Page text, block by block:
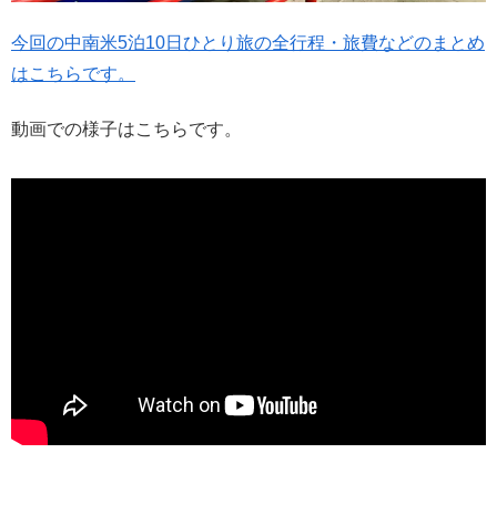
今回の中南米5泊10日ひとり旅の全行程・旅費などのまとめ
はこちらです。
動画での様子はこちらです。